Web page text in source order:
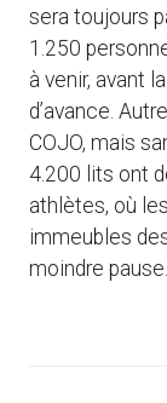
sera toujours
1.250
à venir, avant
d’avance.
COJO, mais
4.200 lits ont
athlètes, où
immeubles
moindre pause.